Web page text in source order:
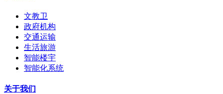
文教卫
政府机构
交通运输
生活旅游
智能楼宇
智能化系统
关于我们